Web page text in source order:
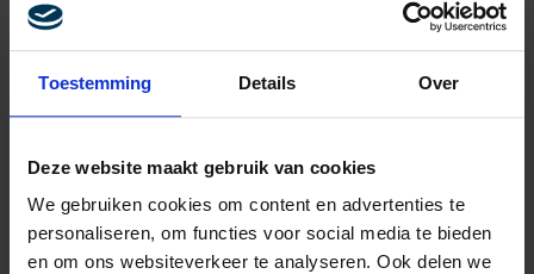
Toestemming Details Over
Deze website maakt gebruik van cookies
We gebruiken cookies om content en advertenties te
personaliseren, om functies voor social media te bieden
en om ons websiteverkeer te analyseren. Ook delen we
ZELF AAN DE SLAG MET AI?